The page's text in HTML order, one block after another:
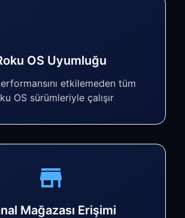
OS Uyumluğu
etkilemeden tüm
OS sürümleriyle çalışır
Mağazası Erişimi